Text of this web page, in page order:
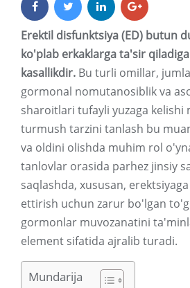
Erektil disfunktsiya (ED) butun
ko'plab erkaklarga ta'sir
kasallikdir. Bu turli omillar,
gormonal nomutanosiblik va
sharoitlari tufayli yuzaga kelishi
turmush tarzini tanlash bu
va oldini olishda muhim rol
tanlovlar orasida parhez jinsiy
saqlashda, xususan,
ettirish uchun zarur bo'lgan
gormonlar muvozanatini
element sifatida ajralib turadi.
Mundarija